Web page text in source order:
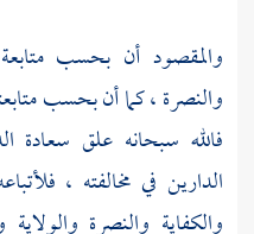
والمقصود أن بحسب
والنصرة ، كما أن بحسب
فالله سبحانه علق سعادة
الدارين في مخالفته ،
والكفاية والنصرة